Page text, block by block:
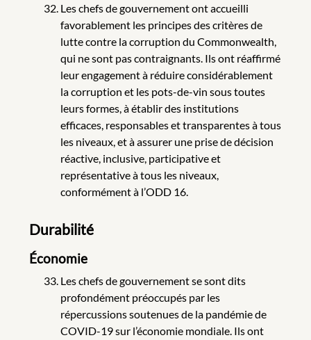
Les chefs de gouvernement ont accueilli
favorablement les principes des critères de
lutte contre la corruption du Commonwealth,
qui ne sont pas contraignants. Ils ont réaffirmé
leur engagement à réduire considérablement
la corruption et les pots-de-vin sous toutes
leurs formes, à établir des institutions
efficaces, responsables et transparentes à tous
les niveaux, et à assurer une prise de décision
réactive, inclusive, participative et
représentative à tous les niveaux,
conformément à l’ODD 16.
Durabilité
Économie
Les chefs de gouvernement se sont dits
profondément préoccupés par les
répercussions soutenues de la pandémie de
COVID-19 sur l’économie mondiale. Ils ont